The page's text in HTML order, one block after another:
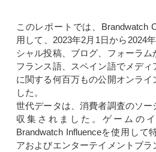
このレポートでは、Brandwatch
用して、2023年2月1日から2024
シャル投稿、ブログ、フォーラム
フランス語、スペイン語でメディ
に関する何百万もの公開オンライ
した。
世代データは、消費者調査のソー
収集されました。ゲームの
Brandwatch Influenceを使用して
アおよびエンターテイメントブラ